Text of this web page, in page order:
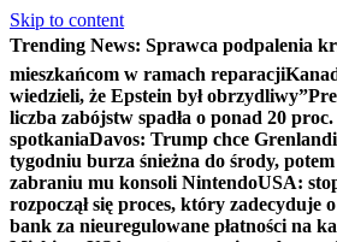
Skip to content
Trending News: Sprawca podpalenia
mieszkańcom w ramach reparacji
wiedzieli, że Epstein był obrzydliwy”
liczba zabójstw spadła o ponad 20
spotkaniaDavos: Trump chce
tygodniu burza śnieżna do środy,
zabraniu mu konsoli NintendoUSA:
rozpoczął się proces, który zadecyduje
bank za nieuregulowane płatności na